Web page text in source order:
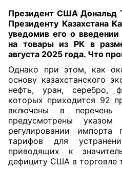
Президент США Дональд
Президенту Казахстана
уведомив его о
на товары из РК в
августа 2025 года. Что
Однако при этом, как
основу казахстанского
нефть, уран, серебро,
которых приходится 92
включены в перечень
предусмотрены
регулировании импорта
тарифов для
приводящих к
дефициту США в торговле